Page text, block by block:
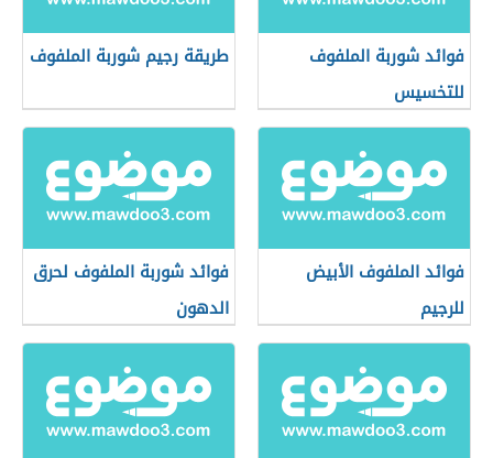
فوائد شوربة الملفوف
للتخسيس
طريقة رجيم شوربة الملفوف
فوائد الملفوف الأبيض
للرجيم
فوائد شوربة الملفوف لحرق
الدهون